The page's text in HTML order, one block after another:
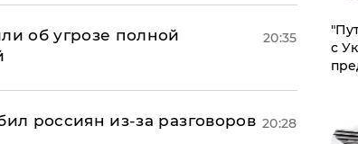
об угрозе полной
20:35
россиян из-за разговоров 20:28
с